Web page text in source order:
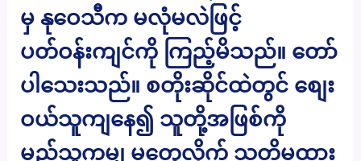
မှ နုဝေသီက မလုံမလဲဖြင့်
ပတ်ဝန်းကျင်ကို ကြည့်မိသည်။ တော်
ပါသေးသည်။ စတိုးဆိုင်ထဲတွင် စျေး
ဝယ်သူကျနေ၍ သူတို့အဖြစ်ကို
မည်သူကမျှ မတွေ့လိုက် သတိမထား